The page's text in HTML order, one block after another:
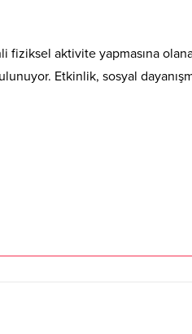
fiziksel aktivite yapmasına
Etkinlik, sosyal